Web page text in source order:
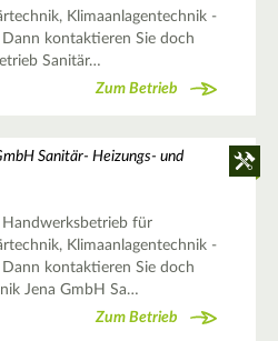
Klimaanlagentechnik -
kontaktieren Sie doch
Sanitär…
Zum Betrieb
Sanitär- Heizungs- und
für
Klimaanlagentechnik -
kontaktieren Sie doch
Jena GmbH Sa…
Zum Betrieb